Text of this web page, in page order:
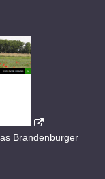
Brandenburger